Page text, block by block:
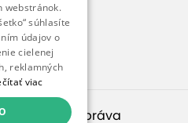
Nízke Tatry vyrástlo
Štýlové, minimalistické
r. o. . Všetky práva
webstránok.
súhlasíte
údajov o
cielenej
reklamných
viac